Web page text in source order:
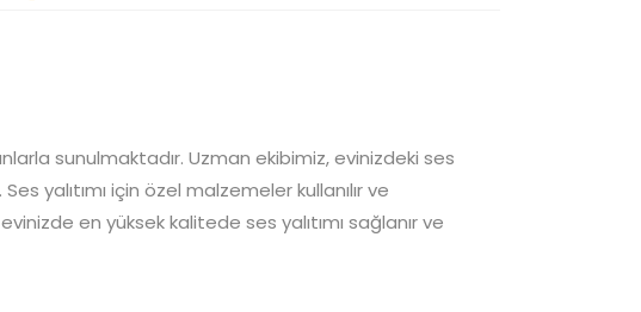
sunulmaktadır. Uzman ekibimiz, evinizdeki ses
yalıtımı için özel malzemeler kullanılır ve
en yüksek kalitede ses yalıtımı sağlanır ve